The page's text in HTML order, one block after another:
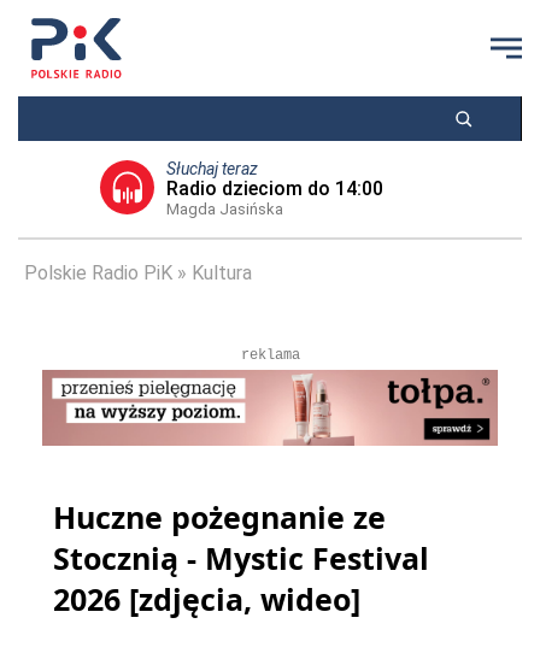
Słuchaj teraz
Radio dzieciom do 14:00
Magda Jasińska
Polskie Radio PiK Kultura
reklama
Huczne pożegnanie ze
Stocznią - Mystic Festival
2026 [zdjęcia, wideo]